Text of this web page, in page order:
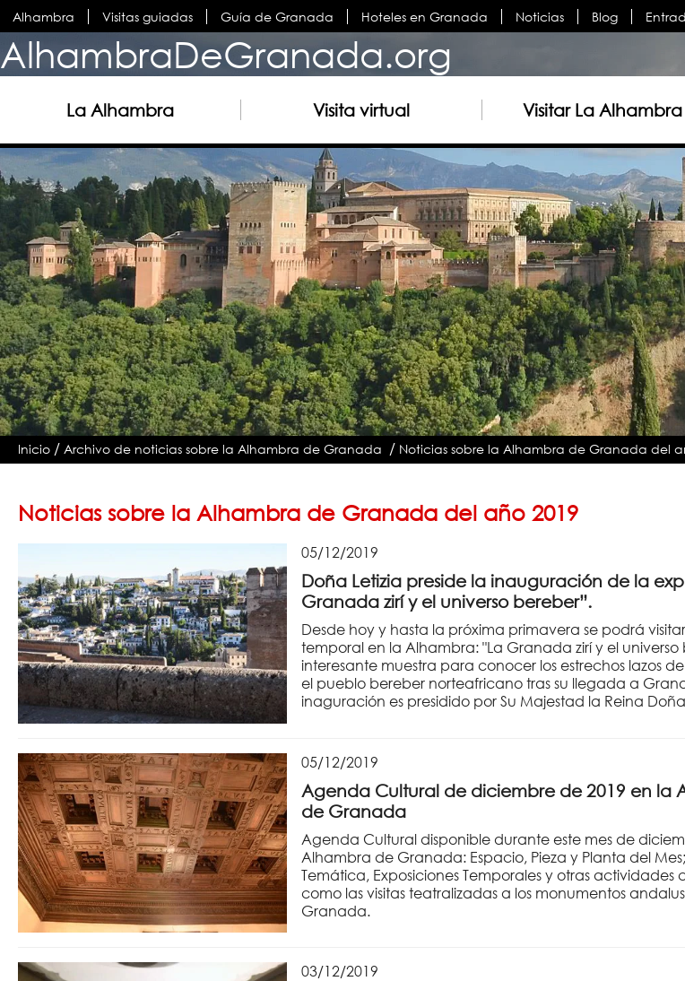
Alhambra Visitas guiadas Guía de Granada Hoteles en Granada Noticias Blog
AlhambraDeGranada.org
La Alhambra Visita virtual Visitar La Alhambra
Inicio /Archivo de noticias sobre la Alhambra de Granada / Noticias sobre la Alhambra de Granada del
Noticias sobre la Alhambra de Granada del año 2019
05/12/2019
Doña Letizia preside la inauguración de la
Granada zirí y el universo bereber”.
Desde hoy y hasta la próxima primavera se podrá
temporal en la Alhambra: "La Granada zirí y el universo
interesante muestra para conocer los estrechos lazos
el pueblo bereber norteafricano tras su llegada a
inaguración es presidido por Su Majestad la Reina
05/12/2019
Agenda Cultural de diciembre de 2019 en la
de Granada
Agenda Cultural disponible durante este mes de
Alhambra de Granada: Espacio, Pieza y Planta del
Temática, Exposiciones Temporales y otras actividades
como las visitas teatralizadas a los monumentos
Granada.
03/12/2019